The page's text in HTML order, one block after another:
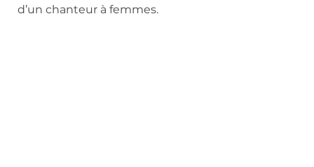
d’un chanteur à femmes.